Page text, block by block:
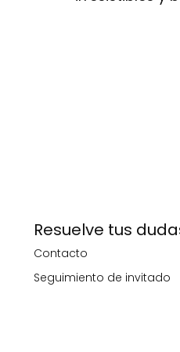
Resuelve tus
Contacto
Seguimiento de invitado